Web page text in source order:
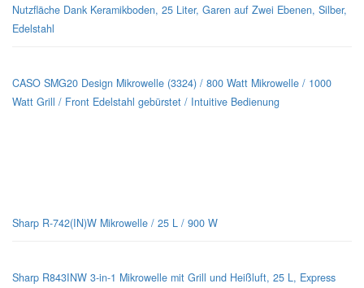
Nutzfläche Dank Keramikboden, 25 Liter, Garen auf Zwei Ebenen, Silber,
Edelstahl
CASO SMG20 Design Mikrowelle (3324) / 800 Watt Mikrowelle / 1000
Watt Grill / Front Edelstahl gebürstet / Intuitive Bedienung
Sharp R-742(IN)W Mikrowelle / 25 L / 900 W
Sharp R843INW 3-in-1 Mikrowelle mit Grill und Heißluft, 25 L, Express